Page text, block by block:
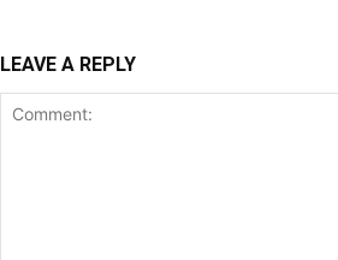
LEAVE A REPLY